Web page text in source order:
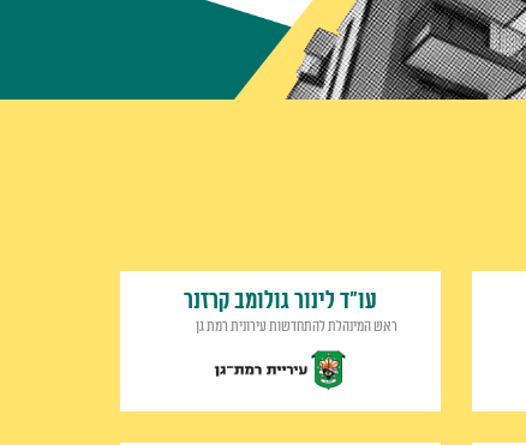
עו"ד לינור גולומב קרזנר
ראש המינהלת להתחדשות עירונית רמת גן